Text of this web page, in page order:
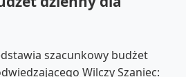
szacunkowy budżet
Wilczy Szaniec: